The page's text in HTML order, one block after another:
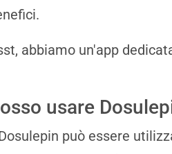
abbiamo un'app
usare
può essere